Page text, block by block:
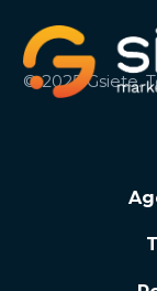
© 2025 Gsiete.